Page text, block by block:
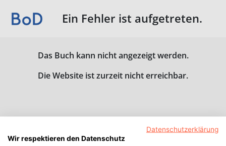
Ein Fehler ist aufgetreten.
Das Buch kann nicht angezeigt werden.
Die Website ist zurzeit nicht erreichbar.
Datenschutzerklärung
Wir respektieren den Datenschutz